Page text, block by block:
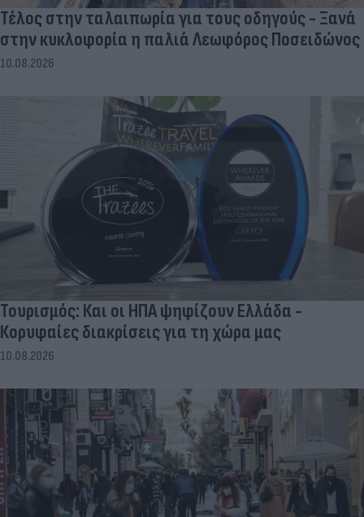
Τέλος στην ταλαιπωρία για τους οδηγούς - Ξανά
στην κυκλοφορία η παλιά Λεωφόρος Ποσειδώνος
10.08.2026
Τουρισμός: Και οι ΗΠΑ ψηφίζουν Ελλάδα -
Κορυφαίες διακρίσεις για τη χώρα μας
10.08.2026